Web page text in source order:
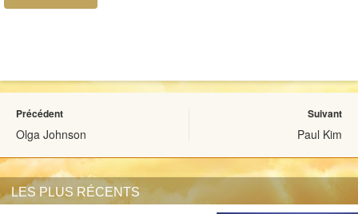
Précédent
Olga Johnson
Suivant
Paul Kim
LES PLUS RÉCENTS